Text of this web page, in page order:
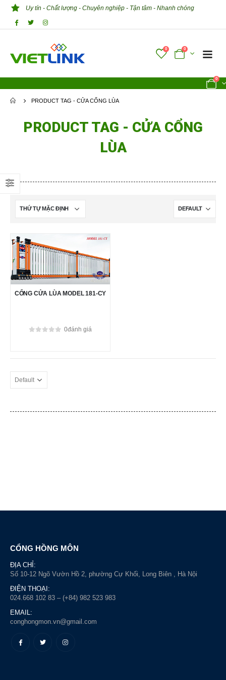
Uy tín - Chất lượng - Chuyên nghiệp - Tận tâm - Nhanh chóng
0 0
0
PRODUCT TAG - CỬA CỔNG LÙA
PRODUCT TAG - CỬA CỔNG
LÙA
CỔNG CỬA LÙA MODEL 181-CY
0đánh giá
CỔNG HỒNG MÔN
ĐỊA CHỈ:
Số 10-12 Ngõ Vườn Hồ 2, phường Cự Khối, Long Biên , Hà Nội
ĐIỆN THOẠI:
024.668 102 83 – (+84) 982 523 983
EMAIL:
conghongmon.vn@gmail.com